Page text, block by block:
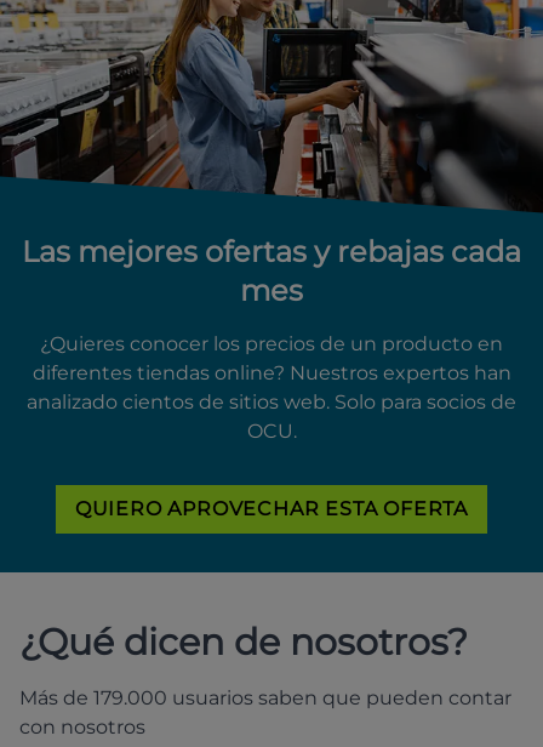
Las mejores ofertas y rebajas cada
mes
¿Quieres conocer los precios de un producto en
diferentes tiendas online? Nuestros expertos han
analizado cientos de sitios web. Solo para socios de
OCU.
QUIERO APROVECHAR ESTA OFERTA
¿Qué dicen de nosotros?
Más de 179.000 usuarios saben que pueden contar
con nosotros